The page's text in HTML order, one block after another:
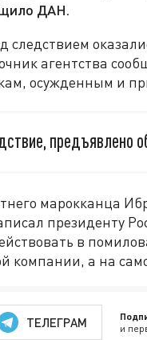
ДАН.
следствием
агентства
осужденным и
предъявлено
марокканца
президенту
в
компании, а на
ТЕЛЕГРАМ и